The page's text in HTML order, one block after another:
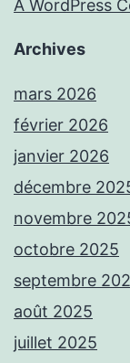
A WordPress
Archives
mars 2026
février 2026
janvier 2026
décembre
novembre
octobre 2025
septembre
août 2025
juillet 2025